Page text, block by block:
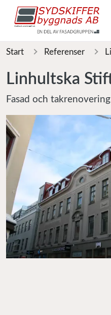
Start Referenser
Linhultska
Fasad och